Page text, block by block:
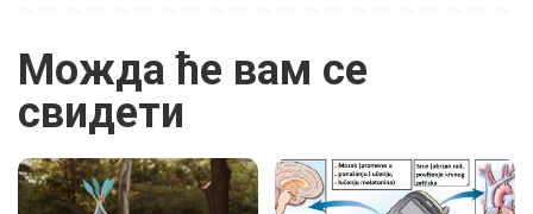
Можда ће вам се
свидети